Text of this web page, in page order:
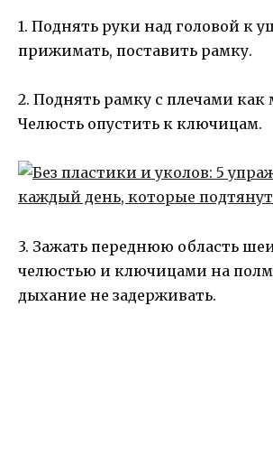
1. Поднять руки над головой к
прижимать, поставить рамку.
2. Поднять рамку с плечами
Челюсть опустить к ключицам.
3. Зажать переднюю область
челюстью и ключицами на
дыхание не задерживать.